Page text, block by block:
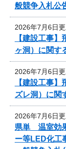
般競争入札公
2026年7月6日
【建設工事
ヶ洞）に関す
2026年7月6日
【建設工事
ズレ洞）に関
2026年7月6日
県単 温室効
ー等LED化工